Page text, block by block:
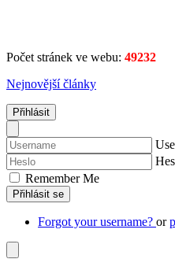
Počet stránek ve webu: 49232
Nejnovější články
Přihlásit
Remember Me
Přihlásit se
Forgot your username? or